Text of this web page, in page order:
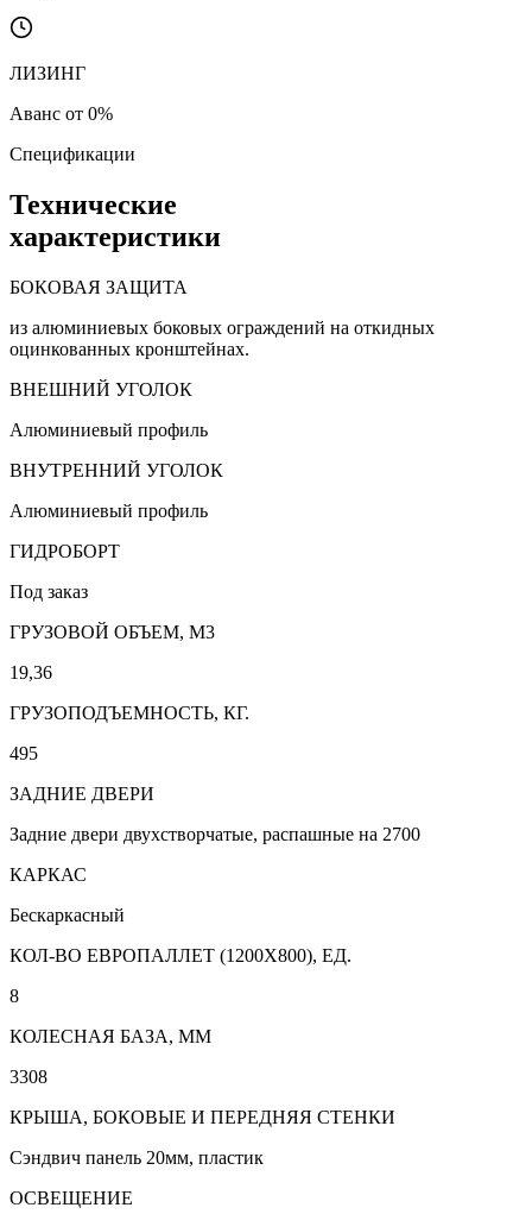
ЛИЗИНГ
Аванс от 0%
Спецификации
Технические
характеристики
БОКОВАЯ ЗАЩИТА
из алюминиевых боковых ограждений на откидных
оцинкованных кронштейнах.
ВНЕШНИЙ УГОЛОК
Алюминиевый профиль
ВНУТРЕННИЙ УГОЛОК
Алюминиевый профиль
ГИДРОБОРТ
Под заказ
ГРУЗОВОЙ ОБЪЕМ, М3
19,36
ГРУЗОПОДЪЕМНОСТЬ, КГ.
495
ЗАДНИЕ ДВЕРИ
Задние двери двухстворчатые, распашные на 2700
КАРКАС
Бескаркасный
КОЛ-ВО ЕВРОПАЛЛЕТ (1200Х800), ЕД.
8
КОЛЕСНАЯ БАЗА, ММ
3308
КРЫША, БОКОВЫЕ И ПЕРЕДНЯЯ СТЕНКИ
Сэндвич панель 20мм, пластик
ОСВЕЩЕНИЕ